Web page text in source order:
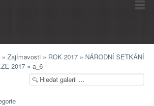
» Zajímavosti » ROK 2017 » NÁRODNÍ SETKÁNÍ
2017 » a_6